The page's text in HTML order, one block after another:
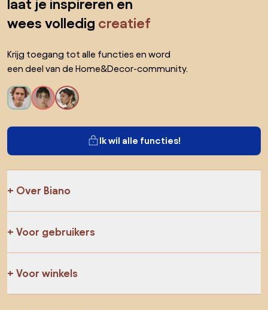
laat je inspireren en
wees volledig creatief
Krijg toegang tot alle functies en word
een deel van de Home&Decor-community.
Ik wil alle functies!
Over Biano
Voor gebruikers
Voor winkels